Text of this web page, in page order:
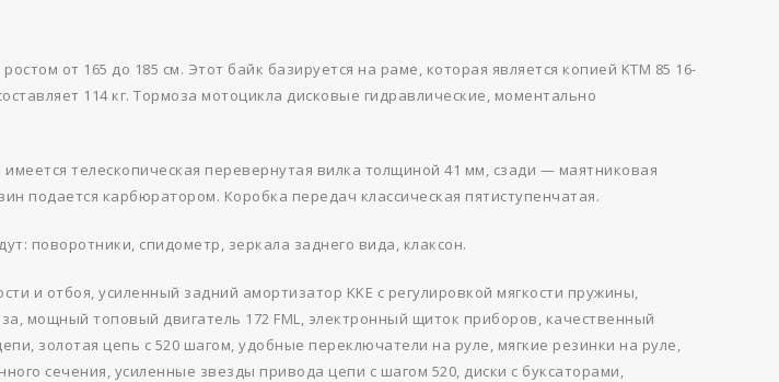
от 165 до 185 см. Этот байк базируется на раме, которая является копией KTM 85 16-
114 кг. Тормоза мотоцикла дисковые гидравлические, моментально
телескопическая перевернутая вилка толщиной 41 мм, сзади — маятниковая
подается карбюратором. Коробка передач классическая пятиступенчатая.
поворотники, спидометр, зеркала заднего вида, клаксон.
и отбоя, усиленный задний амортизатор KKE с регулировкой мягкости пружины,
мощный топовый двигатель 172 FML, электронный щиток приборов, качественный
золотая цепь с 520 шагом, удобные переключатели на руле, мягкие резинки на руле,
сечения, усиленные звезды привода цепи с шагом 520, диски с буксаторами,